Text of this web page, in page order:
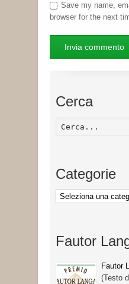
Save my name,
browser for the next
Cerca
Categorie
Categorie
Fautor
Fautor
(Testo